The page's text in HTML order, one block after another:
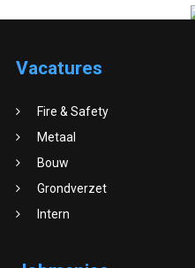
Vacatures
Fire & Safety
Metaal
Bouw
Grondverzet
Intern